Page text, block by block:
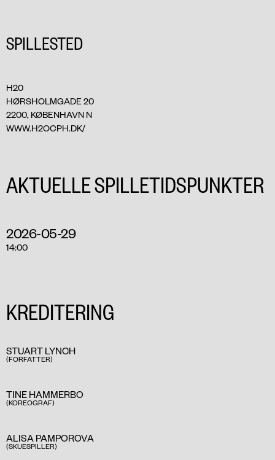
SPILLESTED
H20
HØRSHOLMGADE 20
2200, KØBENHAVN N
WWW.H2OCPH.DK/
AKTUELLE SPILLETIDSPUNKTER
2026-05-29
14:00
KREDITERING
STUART LYNCH
(FORFATTER)
TINE HAMMERBO
(KOREOGRAF)
ALISA PAMPOROVA
(SKUESPILLER)